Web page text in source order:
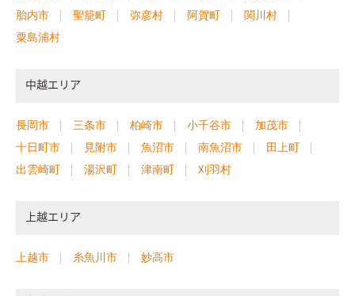
胎内市
聖籠町 弥彦村 阿賀町
関川村
粟島浦村
中越エリア
長岡市 三条市 柏崎市 小千谷市
加茂市
十日町市
見附市 魚沼市 南魚沼市
田上町
出雲崎町
湯沢町 津南町 刈羽村
上越エリア
上越市 糸魚川市 妙高市